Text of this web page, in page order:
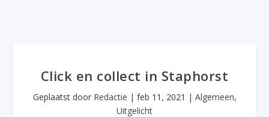
Click en collect in Staphorst
Geplaatst door Redactie | feb 11, 2021 | Algemeen,
Uitgelicht